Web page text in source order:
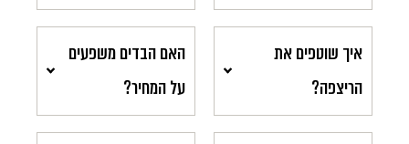
איך שוטפים את
הריצפה?
האם הבדים משפעים
על המחיר?